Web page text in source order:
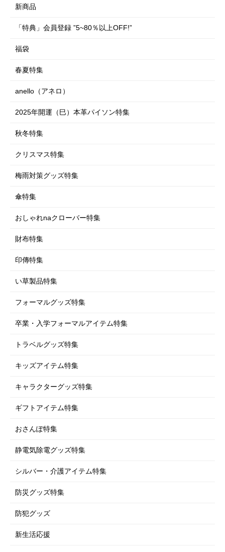
フォーマルグッズ
めがね・サングラス
時計
レイングッズ・日傘
ルームウェア
めがね・サングラス
時計
レイングッズ・日傘
ルームウェア
シューズ（室内・室外）
下着・肌着・ソックス
収納用品
季節商品
ガーデニング・DIY
防災・防犯用品
寝具類
ペットグッズ特集
車・自転車用品
仏壇・仏具・お墓
インテリア雑貨
フラワーアレンジ
のれん・カーテン
クッション・座布団・座椅子
ラグ・マット類
スマートフォングッズ
制汗・デオドラント
ヘアケア・ヘアアレンジ
フェイスケア
ボディケア
フットケア
コスメ・メイク用品
ダイエット
エクササイズ・ストレッチ
EM-X 備長炭
衛生用品
神棚
新商品
「特典」会員登録 ”5~80％以上OFF!”
福袋
春夏特集
anello（アネロ）
2025年開運（巳）本革パイソン特集
秋冬特集
クリスマス特集
梅雨対策グッズ特集
傘特集
おしゃれnaクローバー特集
財布特集
印傳特集
い草製品特集
フォーマルグッズ特集
卒業・入学フォーマルアイテム特集
トラベルグッズ特集
キッズアイテム特集
キャラクターグッズ特集
ギフトアイテム特集
おさんぽ特集
静電気除電グッズ特集
シルバー・介護アイテム特集
防災グッズ特集
防犯グッズ
新生活応援